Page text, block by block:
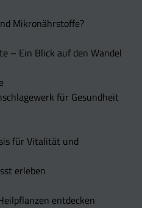
Mikronährstoffe?
– Ein Blick auf den Wandel
für Gesundheit
für Vitalität und
erleben
entdecken